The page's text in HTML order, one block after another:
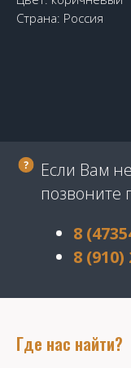
Страна: Россия
Если Вам
позвоните
8
8 (910)
Где нас найти?